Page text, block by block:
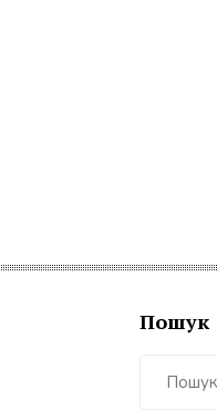
Пошук